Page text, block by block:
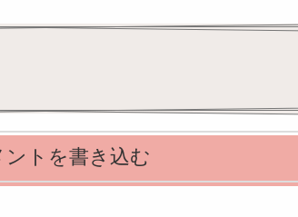
ントを書き込む